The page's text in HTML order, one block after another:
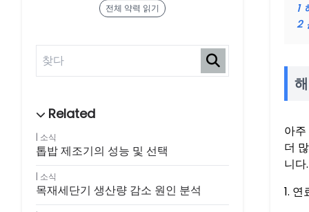
전체 약력 읽기
소식
톱밥 제조기의 성능 및 선택
소식
목재세단기 생산량 감소 원인 분석
1
2
아
더
니다.
1.